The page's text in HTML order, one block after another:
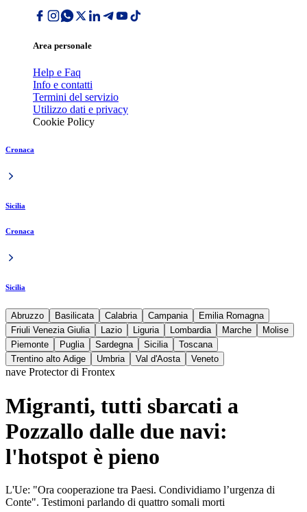
Area personale
Help e Faq
Info e contatti
Termini del servizio
Utilizzo dati e privacy
Cookie Policy
Cronaca
Sicilia
Cronaca
Sicilia
Abruzzo Basilicata Calabria Campania
Emilia Romagna
Friuli Venezia Giulia
Lazio Liguria Lombardia Marche
Molise
Piemonte
Puglia Sardegna Sicilia
Toscana
Trentino alto Adige
Umbria Val d'Aosta Veneto
nave Protector di Frontex
Migranti, tutti sbarcati a
Pozzallo dalle due navi:
l'hotspot è pieno
L'Ue: "Ora cooperazione tra Paesi. Condividiamo lʼurgenza di
Conte". Testimoni parlando di quattro somali morti